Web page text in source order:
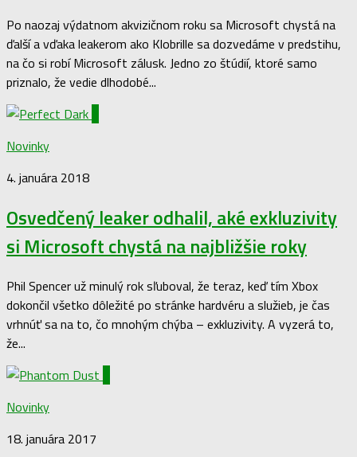
Po naozaj výdatnom akvizičnom roku sa Microsoft chystá na
ďalší a vďaka leakerom ako Klobrille sa dozvedáme v predstihu,
na čo si robí Microsoft zálusk. Jedno zo štúdií, ktoré samo
priznalo, že vedie dlhodobé...
Novinky
4. januára 2018
Osvedčený leaker odhalil, aké exkluzivity
si Microsoft chystá na najbližšie roky
Phil Spencer už minulý rok sľuboval, že teraz, keď tím Xbox
dokončil všetko dôležité po stránke hardvéru a služieb, je čas
vrhnúť sa na to, čo mnohým chýba – exkluzivity. A vyzerá to,
že...
Novinky
18. januára 2017